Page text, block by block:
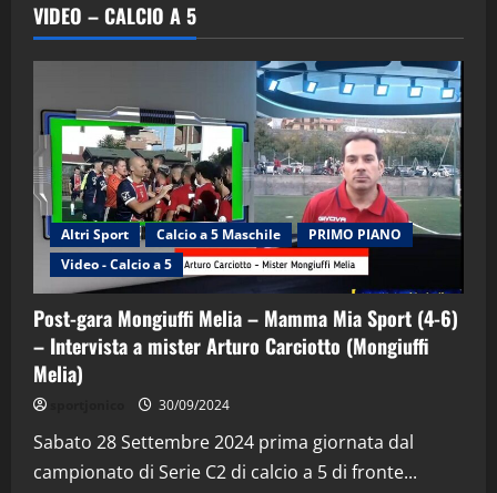
VIDEO – CALCIO A 5
Altri Sport Calcio a 5 Maschile
PRIMO PIANO
Video - Calcio a 5
Post-gara Mongiuffi Melia – Mamma Mia Sport (4-6)
– Intervista a mister Arturo Carciotto (Mongiuffi
Melia)
30/09/2024
Sabato 28 Settembre 2024 prima giornata dal
campionato di Serie C2 di calcio a 5 di fronte...
2
“SportEmpire” in Podcast: 29^ Puntata
(Martedi 28 Aprile 2026)
28/04/2026